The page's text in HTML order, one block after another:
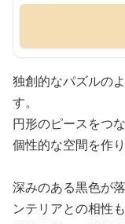
独創的なパズルの
す。
円形のピースをつ
個性的な空間を作り
深みのある黒色が
ンテリアとの相性も